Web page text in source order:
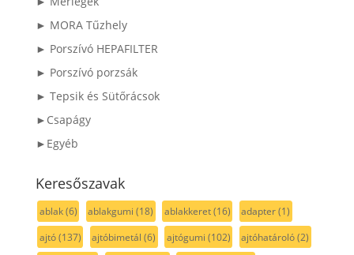
► MORA Tűzhely
► Porszívó HEPAFILTER
► Porszívó porzsák
► Tepsik és Sütőrácsok
►Csapágy
►Egyéb
Keresőszavak
ablak(6) ablakgumi (18) ablakkeret(16) adapter(1)
ajtó(137) ajtóbimetál (6) ajtógumi (102) ajtóhatároló(2)